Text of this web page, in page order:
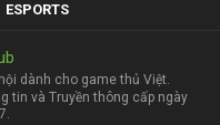
ESPORTS
dành cho game thủ Việt.
tin và Truyền thông cấp ngày